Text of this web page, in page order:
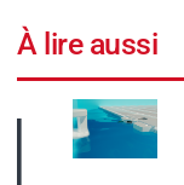
À lire aussi